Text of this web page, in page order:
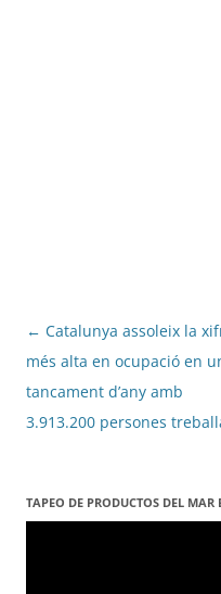
Navegació
per
les
entrades
← Catalunya assoleix la
més alta en ocupació en
tancament d’any amb
3.913.200 persones
TAPEO DE PRODUCTOS DEL MAR
Reproductor